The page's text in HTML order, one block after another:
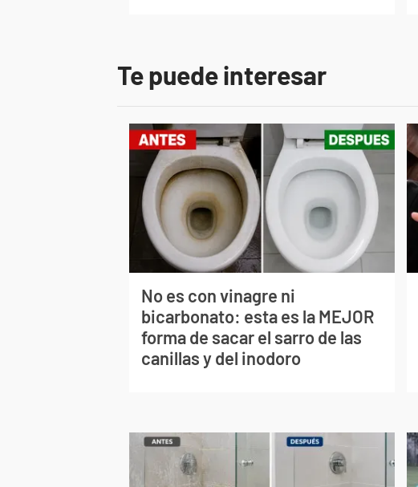
Te puede interesar
No es con vinagre ni
bicarbonato: esta es la MEJOR
forma de sacar el sarro de las
canillas y del inodoro